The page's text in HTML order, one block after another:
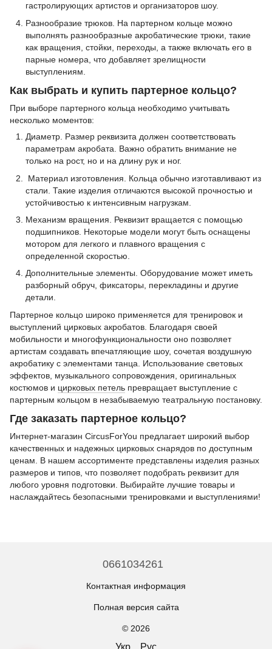
гастролирующих артистов и организаторов шоу.
Разнообразие трюков. На партерном кольце можно
выполнять разнообразные акробатические трюки, такие
как вращения, стойки, переходы, а также включать его в
парные номера, что добавляет зрелищности
выступлениям.
Как выбрать и купить партерное кольцо?
При выборе партерного кольца необходимо учитывать
несколько моментов:
Диаметр. Размер реквизита должен соответствовать
параметрам акробата. Важно обратить внимание не
только на рост, но и на длину рук и ног.
Материал изготовления. Кольца обычно изготавливают из
стали. Такие изделия отличаются высокой прочностью и
устойчивостью к интенсивным нагрузкам.
Механизм вращения. Реквизит вращается с помощью
подшипников. Некоторые модели могут быть оснащены
мотором для легкого и плавного вращения с
определенной скоростью.
Дополнительные элементы. Оборудование может иметь
разборный обруч, фиксаторы, перекладины и другие
детали.
Партерное кольцо широко применяется для тренировок и
выступлений цирковых акробатов. Благодаря своей
мобильности и многофункциональности оно позволяет
артистам создавать впечатляющие шоу, сочетая воздушную
акробатику с элементами танца. Использование световых
эффектов, музыкального сопровождения, оригинальных
костюмов и цирковых петель превращает выступление с
партерным кольцом в незабываемую театральную постановку.
Где заказать партерное кольцо?
Интернет-магазин CircusForYou предлагает широкий выбор
качественных и надежных цирковых снарядов по доступным
ценам. В нашем ассортименте представлены изделия разных
размеров и типов, что позволяет подобрать реквизит для
любого уровня подготовки. Выбирайте лучшие товары и
наслаждайтесь безопасными тренировками и выступлениями!
0661034261
Контактная информация
Полная версия сайта
© 2026
Укр Рус